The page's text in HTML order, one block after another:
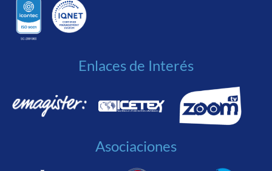
Enlaces de Interés
Asociaciones